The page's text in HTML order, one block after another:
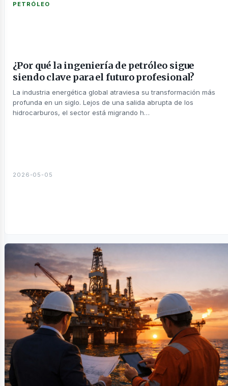
PETRÓLEO
¿Por qué la ingeniería de petróleo sigue
siendo clave para el futuro profesional?
La industria energética global atraviesa su transformación más
profunda en un siglo. Lejos de una salida abrupta de los
hidrocarburos, el sector está migrando h…
2026-05-05